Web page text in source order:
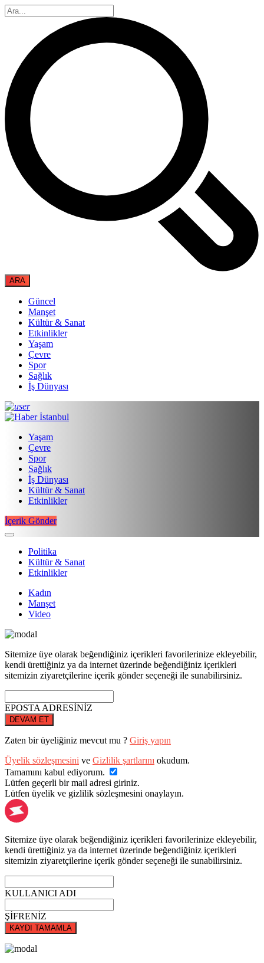
Güncel
Manşet
Kültür & Sanat
Etkinlikler
Yaşam
Çevre
Spor
Sağlık
İş Dünyası
Yaşam
Çevre
Spor
Sağlık
İş Dünyası
Kültür & Sanat
Etkinlikler
İçerik Gönder
Politika
Kültür & Sanat
Etkinlikler
Kadın
Manşet
Video
Sitemize üye olarak beğendiğiniz içerikleri favorilerinize ekleyebilir,
kendi ürettiğiniz ya da internet üzerinde beğendiğiniz içerikleri
sitemizin ziyaretçilerine içerik gönder seçeneği ile sunabilirsiniz.
EPOSTA ADRESİNİZ
DEVAM ET
Zaten bir üyeliğiniz mevcut mu ? Giriş yapın
Üyelik sözleşmesini ve Gizlilik şartlarını okudum.
Tamamını kabul ediyorum.
Lütfen geçerli bir mail adresi giriniz.
Lütfen üyelik ve gizlilik sözleşmesini onaylayın.
Sitemize üye olarak beğendiğiniz içerikleri favorilerinize ekleyebilir,
kendi ürettiğiniz ya da internet üzerinde beğendiğiniz içerikleri
sitemizin ziyaretçilerine içerik gönder seçeneği ile sunabilirsiniz.
KULLANICI ADI
ŞİFRENİZ
KAYDI TAMAMLA